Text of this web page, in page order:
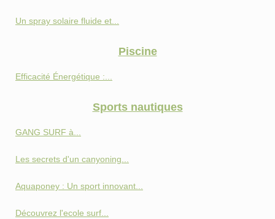
Un spray solaire fluide et...
Piscine
Efficacité Énergétique :...
Sports nautiques
GANG SURF à...
Les secrets d'un canyoning...
Aquaponey : Un sport innovant...
Découvrez l'ecole surf...